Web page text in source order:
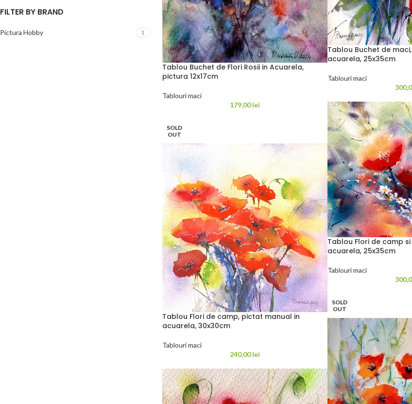
FILTER BY BRAND
Pictura Hobby 1
Tablou Buchet de Flori Rosii in Acuarela,
pictura 12x17cm
Tablouri maci
179,00lei
Tablou Buchet de
acuarela, 25x35cm
Tablouri maci
Tablou Flori de camp
acuarela, 25x35cm
Tablouri maci
SOLD
OUT
Tablou Flori de camp, pictat manual in
acuarela, 30x30cm
Tablouri maci
240,00lei
SOLD
OUT